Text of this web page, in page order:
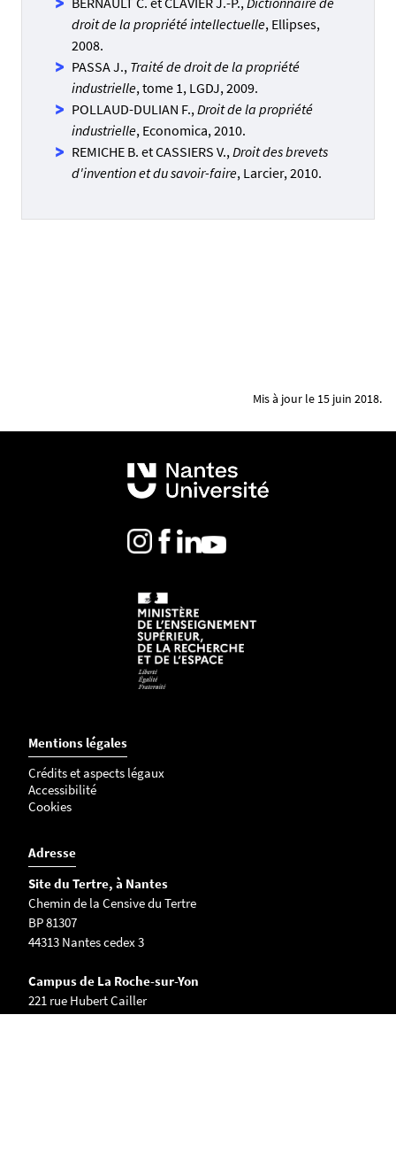
droit de la propriété intellectuelle, Ellipses,
2008.
PASSA J., Traité de droit de la propriété
industrielle, tome 1, LGDJ, 2009.
POLLAUD-DULIAN F.,Droit de la propriété
industrielle, Economica, 2010.
REMICHE B. et CASSIERS V.,Droit des brevets
d'invention et du savoir-faire, Larcier, 2010.
Mis à jour le 15 juin 2018.
Mentions légales
Crédits et aspects légaux
Accessibilité
Cookies
Adresse
Site du Tertre, à Nantes
Chemin de la Censive du Tertre
BP 81307
44313 Nantes cedex 3
Campus de La Roche-sur-Yon
221 rue Hubert Cailler
CS 50020